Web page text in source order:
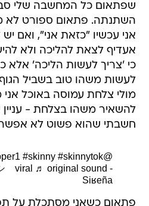
שפתאום כל המחשבה שלי
השתנתה. פתאום ספורט לא
אני עכשיו "כזאת אני", ואם יש
אעדיף לצאת להליכה ולא
כי 'צריך לעשות הליכה' אלא
לעשות משהו טוב בשביל
מולי צלחת עמוסה באוכל
להשאיר משהו בצלחת -
חשבתי שהוא פשוט לא
@bettyblooper1
#skinny #skinnytok
viral
♬ original sound -
Siʁeña
פתאום כשאני מסתכלת על